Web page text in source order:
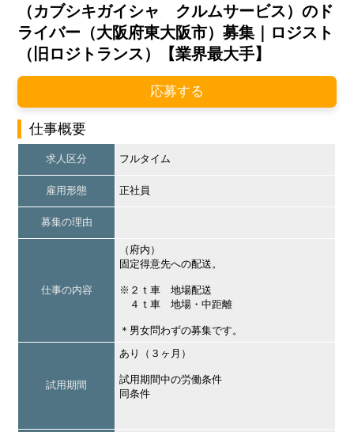
（カブシキガイシャ クルムサービス）のド
ライバー（大阪府東大阪市）募集｜ロジスト
（旧ロジトランス）【業界最大手】
応募する
仕事概要
求人区分 フルタイム
雇用形態 正社員
募集の理由
仕事の内容
（府内）
固定得意先への配送。
※２ｔ車 地場配送
４ｔ車 地場・中距離
＊男女問わずの募集です。
試用期間
あり（３ヶ月）
試用期間中の労働条件
同条件